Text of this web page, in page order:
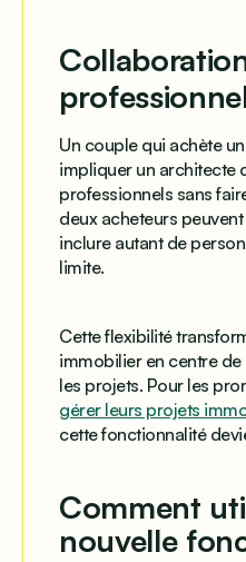
Un couple qui achète
impliquer un architecte
professionnels sans
deux acheteurs
inclure autant de
limite.
Cette flexibilité
immobilier en centre
les projets. Pour les
gérer leurs projets
cette fonctionnalité
Comment
nouvelle